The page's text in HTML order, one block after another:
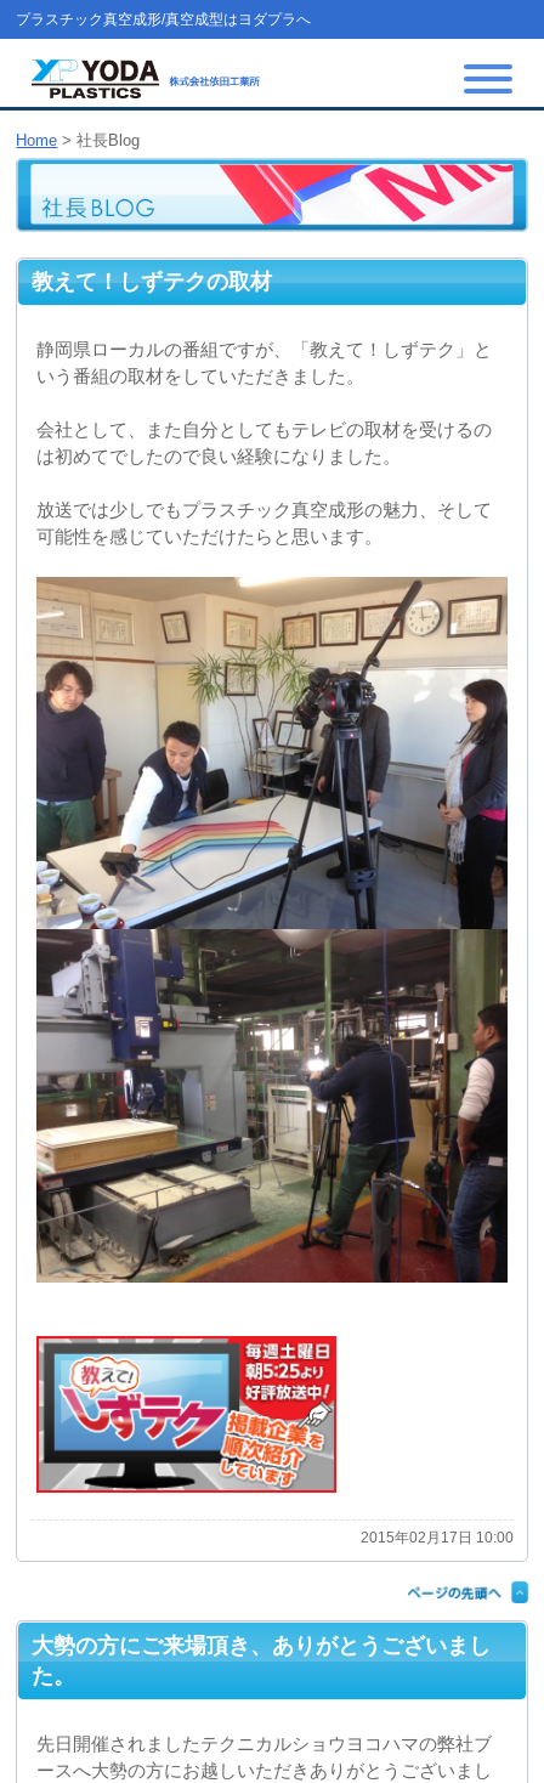
プラスチック真空成形/真空成型はヨダプラへ
Home > 社長Blog
教えて！しずテクの取材
いう番組の取材をしていただきました。
は初めてでしたので良い経験になりました。
可能性を感じていただけたらと思います。
大勢の方にご来場頂き、ありがとうございまし
先日開催されましたテクニカルショウヨコハマの弊社ブ
ースへ大勢の方にお越しいただきありがとうございまし
プラスチック真空成形、そして弊社の可能性を少しでも
感じていただけましたら幸いに思います。